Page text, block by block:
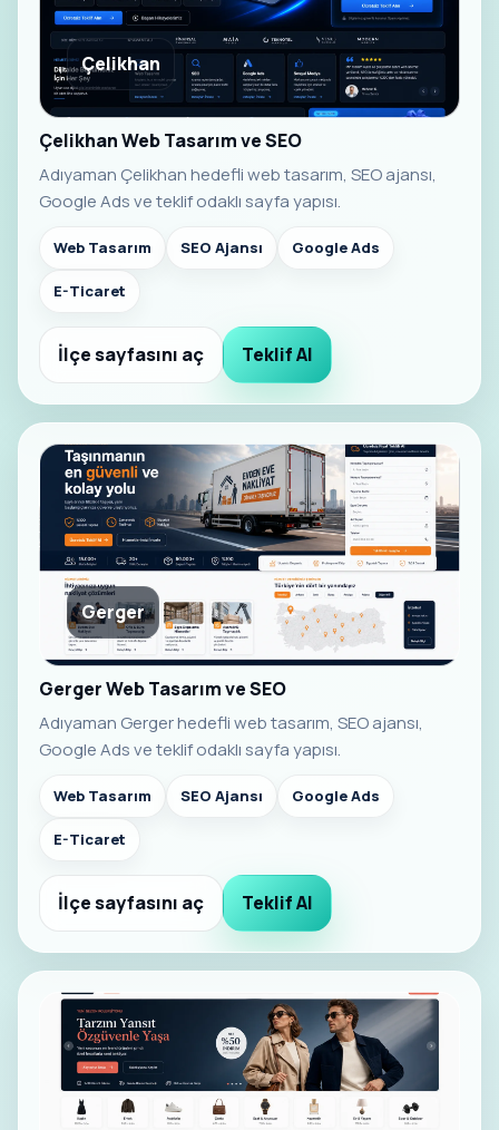
Çelikhan
Çelikhan Web Tasarım ve SEO
Adıyaman Çelikhan hedefli web tasarım, SEO ajansı,
Google Ads ve teklif odaklı sayfa yapısı.
Web Tasarım SEO Ajansı Google Ads
E-Ticaret
İlçe sayfasını aç Teklif Al
Gerger
Gerger Web Tasarım ve SEO
Adıyaman Gerger hedefli web tasarım, SEO ajansı,
Google Ads ve teklif odaklı sayfa yapısı.
Web Tasarım SEO Ajansı Google Ads
E-Ticaret
İlçe sayfasını aç Teklif Al